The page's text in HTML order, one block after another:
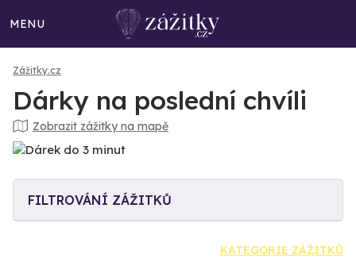
MENU
Zážitky.cz
Dárky na poslední chvíli
Zobrazit zážitky na mapě
FILTROVÁNÍ ZÁŽITKŮ
KATEGORIE ZÁŽITKŮ